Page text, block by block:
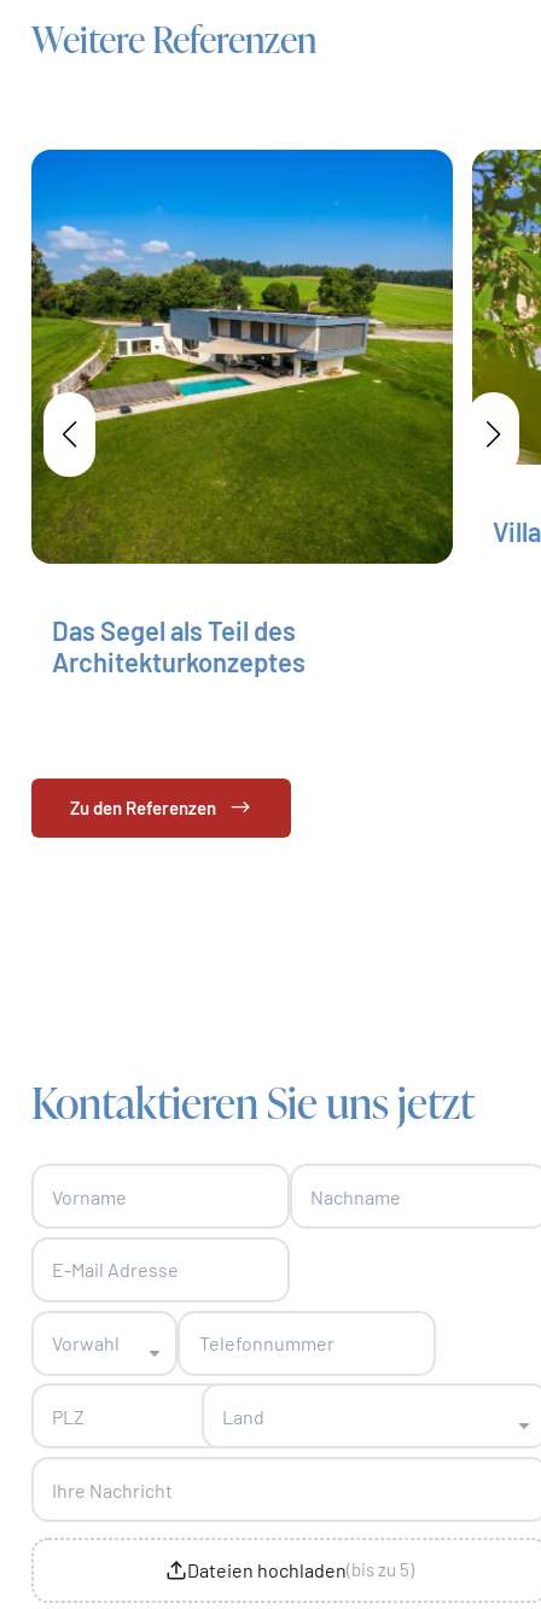
Weitere Referenzen
Das Segel als Teil des
Architekturkonzeptes
Zu den Referenzen
Kontaktieren Sie uns jetzt
Skip form
Vorwahl
Land
Dateien hochladen(bis zu 5)